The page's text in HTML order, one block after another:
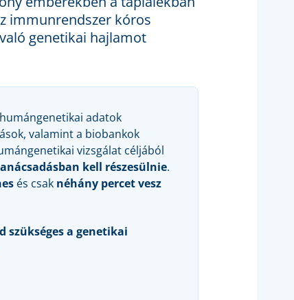
immunrendszer kóros
genetikai hajlamot
adatok
valamint a biobankok
vizsgálat céljából
kell részesülnie.
és csak néhány percet vesz
a genetikai